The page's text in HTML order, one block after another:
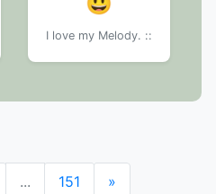
I love my Melody. ::
... 151 »